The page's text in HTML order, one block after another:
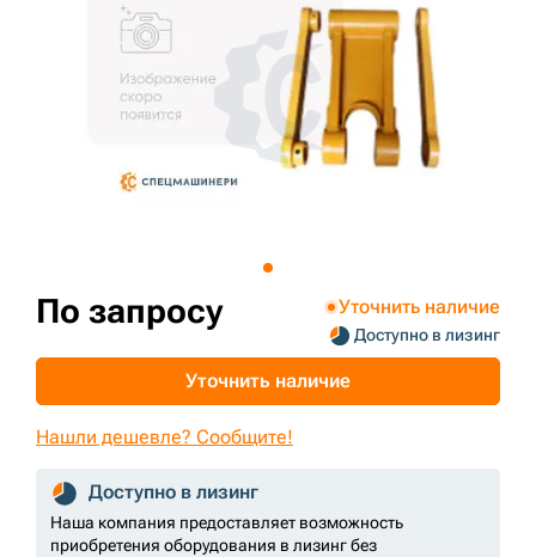
По запросу Уточнить наличие
Доступно в лизинг
Уточнить наличие
Нашли дешевле? Сообщите!
Доступно в лизинг
Наша компания предоставляет возможность
приобретения оборудования в лизинг без
sksale@skdst.ru
+7 (499) 394-50-93